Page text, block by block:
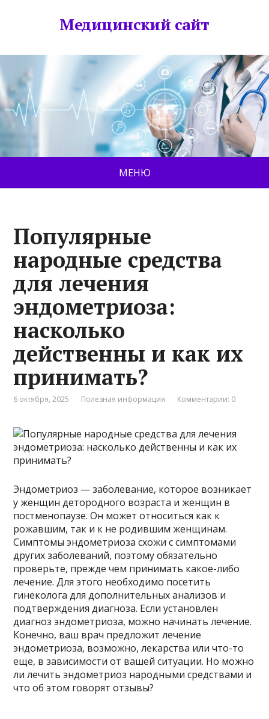
Медицинский сайт
МЕНЮ
Популярные
народные средства
для лечения
эндометриоза:
насколько
действенны и как их
принимать?
6 октября, 2025 Полезная информация Комментарии: 0
Эндометриоз — заболевание, которое возникает
у женщин детородного возраста и женщин в
постменопаузе. Он может относиться как к
рожавшим, так и к не родившим женщинам.
Симптомы эндометриоза схожи с симптомами
других заболеваний, поэтому обязательно
проверьте, прежде чем принимать какое-либо
лечение. Для этого необходимо посетить
гинеколога для дополнительных анализов и
подтверждения диагноза. Если установлен
диагноз эндометриоза, можно начинать лечение.
Конечно, ваш врач предложит лечение
эндометриоза, возможно, лекарства или что-то
еще, в зависимости от вашей ситуации. Но можно
ли лечить эндометриоз народными средствами и
что об этом говорят отзывы?